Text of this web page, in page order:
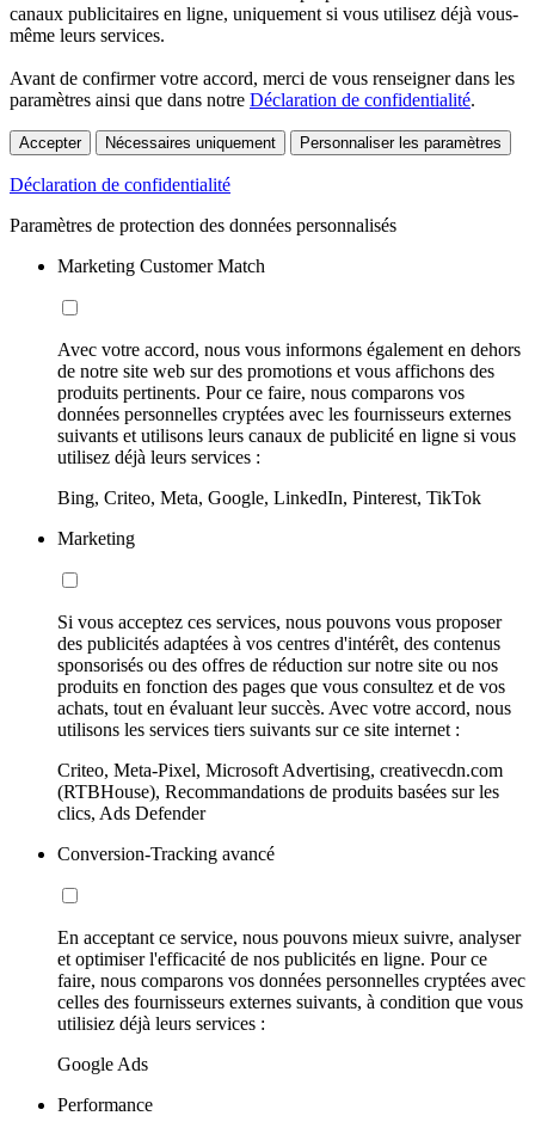
canaux publicitaires en ligne, uniquement si vous utilisez déjà vous-
même leurs services.
Avant de confirmer votre accord, merci de vous renseigner dans les
paramètres ainsi que dans notre Déclaration de confidentialité.
Accepter Nécessaires uniquement Personnaliser les paramètres
Déclaration de confidentialité
Paramètres de protection des données personnalisés
Marketing Customer Match
Avec votre accord, nous vous informons également en dehors
de notre site web sur des promotions et vous affichons des
produits pertinents. Pour ce faire, nous comparons vos
données personnelles cryptées avec les fournisseurs externes
suivants et utilisons leurs canaux de publicité en ligne si vous
utilisez déjà leurs services :
Bing, Criteo, Meta, Google, LinkedIn, Pinterest, TikTok
Marketing
Si vous acceptez ces services, nous pouvons vous proposer
des publicités adaptées à vos centres d'intérêt, des contenus
sponsorisés ou des offres de réduction sur notre site ou nos
produits en fonction des pages que vous consultez et de vos
achats, tout en évaluant leur succès. Avec votre accord, nous
utilisons les services tiers suivants sur ce site internet :
Criteo, Meta-Pixel, Microsoft Advertising, creativecdn.com
(RTBHouse), Recommandations de produits basées sur les
clics, Ads Defender
Conversion-Tracking avancé
En acceptant ce service, nous pouvons mieux suivre, analyser
et optimiser l'efficacité de nos publicités en ligne. Pour ce
faire, nous comparons vos données personnelles cryptées avec
celles des fournisseurs externes suivants, à condition que vous
utilisiez déjà leurs services :
Google Ads
Performance